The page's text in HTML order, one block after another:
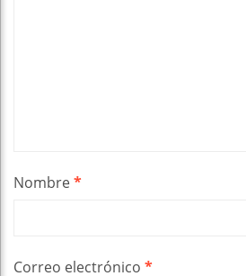
Nombre*
Correo electrónico *